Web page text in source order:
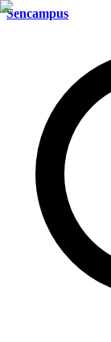
Sencampus